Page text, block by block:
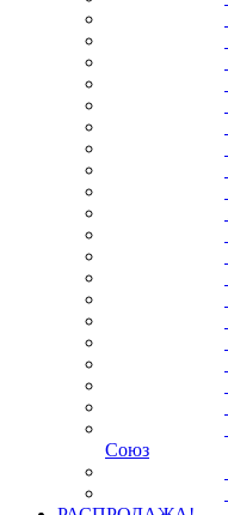
Союз